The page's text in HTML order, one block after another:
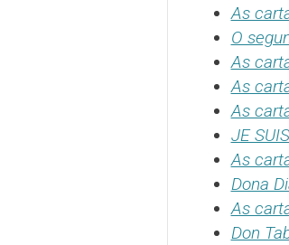
As
O
As
As
As
JE
As
Dona
As
Don